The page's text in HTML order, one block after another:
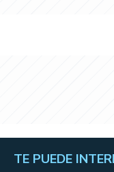
TE PUEDE